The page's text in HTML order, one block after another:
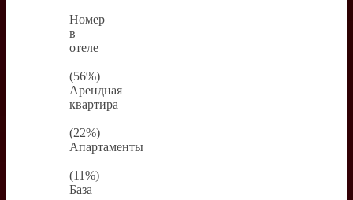
Номер
в
отеле
(56%)
Арендная
квартира
(22%)
Апартаменты
(11%)
База